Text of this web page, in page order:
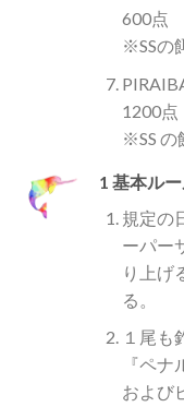
600点
※SSの
1200点
※SS の
1 基本ル
規定の
ーパー
り上げ
る。
１尾も
『ペ
および